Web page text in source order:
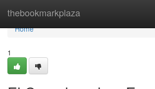
thebookmarkplaza
Home
Home
1